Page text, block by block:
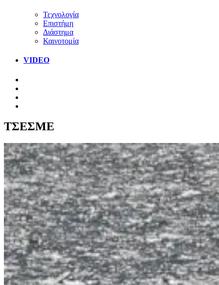
Τεχνολογία
Επιστήμη
Διάστημα
Καινοτομία
VIDEO
ΤΣΕΣΜΕ